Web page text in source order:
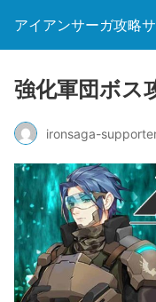
アイアンサーガ攻略
強化軍団ボス
ironsaga-